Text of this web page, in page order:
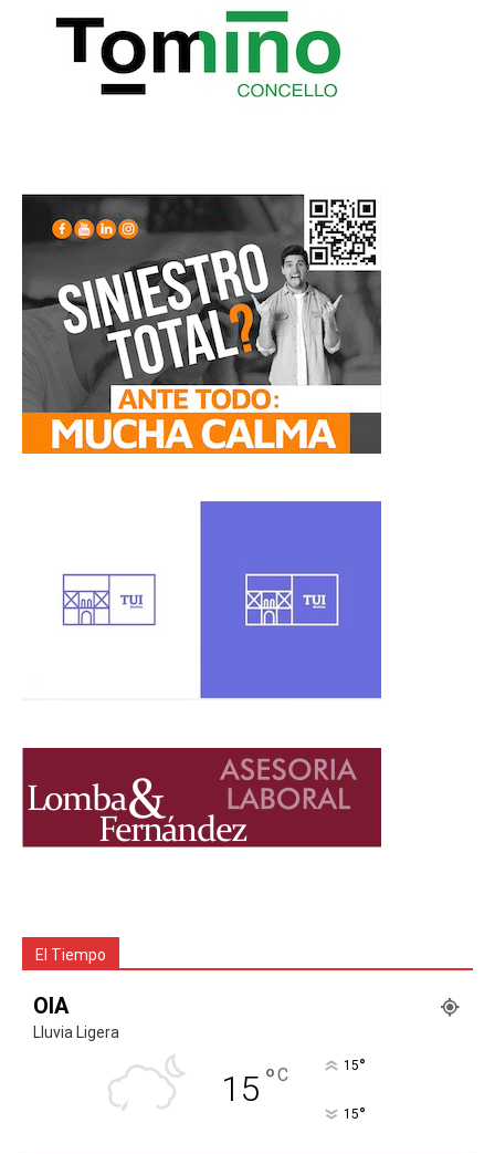
El Tiempo
OIA
Lluvia Ligera
15 °C 15°
15°